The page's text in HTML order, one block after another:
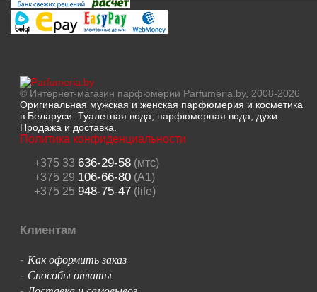
© Интернет-магазин парфюмерии Parfumeria.by, 2008-2026
Оригинальная мужская и женская парфюмерия и косметика
в Беларуси. Туалетная вода, парфюмерная вода, духи.
Продажа и доставка.
Политика конфиденциальности
+375 33 636-29-58(мтс)
+375 29 106-66-80(A1)
+375 25 948-75-47(life)
Клиентам
- Как оформить заказ
- Способы оплаты